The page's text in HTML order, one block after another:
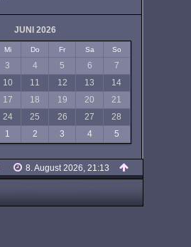
JUNI 2026
Mi Do Fr Sa So
3 4 5 6
7
10 11 12 13
14
17 18 19 20
21
24 25 26 27
28
1 2 3 4 5
8. August 2026, 21:13